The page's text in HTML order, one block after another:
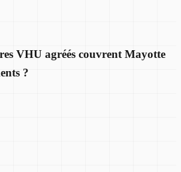
VHU agréés couvrent Mayotte
?